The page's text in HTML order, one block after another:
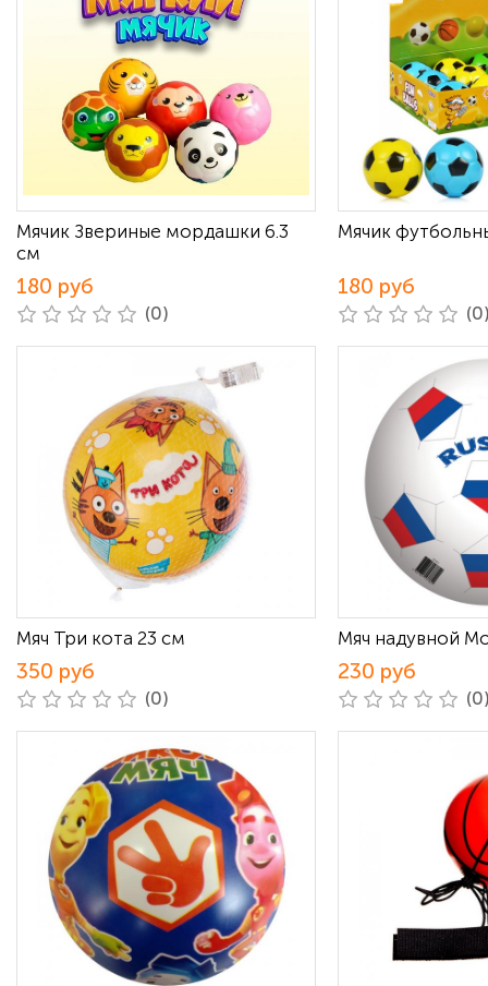
Мячик Звериные мордашки 6.3
см
180 руб
(0)
Мячик
180 руб
Мяч Три кота 23 см
350 руб
(0)
Мяч надувной
230 руб